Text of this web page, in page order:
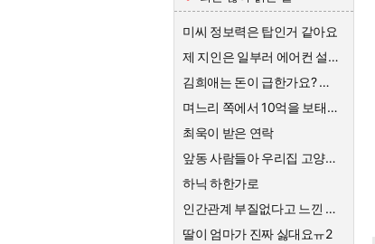
미씨 정보력은 탑인거 같아요
제 지인은 일부러 에어컨 설치를 안해요
김희애는 돈이 급한가요? 왜 친근한척 예능하죠?
며느리 쪽에서 10억을 보태준대요.
최욱이 받은 연락
앞동 사람들아 우리집 고양이한테 큰절해라
하닉 하한가로
인간관계 부질없다고 느낀 순간
딸이 엄마가 진짜 싫대요ㅠ2